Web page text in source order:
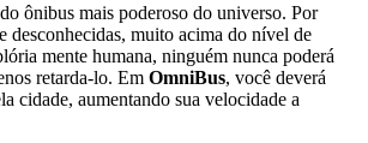
ônibus mais poderoso do universo. Por
desconhecidas, muito acima do nível de
mente humana, ninguém nunca poderá
retarda-lo. Em OmniBus, você deverá
cidade, aumentando sua velocidade a